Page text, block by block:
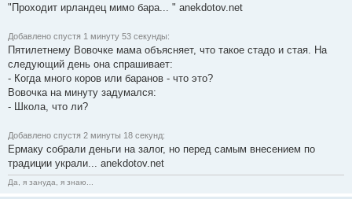
"Проходит ирландец мимо бара... " anekdotov.net
Добавлено спустя 1 минуту 53 секунды:
Пятилетнему Вовочке мама объясняет, что такое стадо и стая. На
следующий день она спрашивает:
- Когда много коров или баранов - что это?
Вовочка на минуту задумался:
- Школа, что ли?
Добавлено спустя 2 минуты 18 секунд:
Ермаку собрали деньги на залог, но перед самым внесением по
традиции украли... anekdotov.net
Да, я зануда, я знаю...